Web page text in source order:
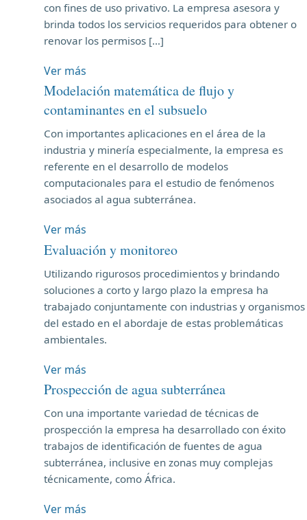
con fines de uso privativo. La empresa asesora y
brinda todos los servicios requeridos para obtener o
renovar los permisos […]
Ver más
Modelación matemática de flujo y
contaminantes en el subsuelo
Con importantes aplicaciones en el área de la
industria y minería especialmente, la empresa es
referente en el desarrollo de modelos
computacionales para el estudio de fenómenos
asociados al agua subterránea.
Ver más
Evaluación y monitoreo
Utilizando rigurosos procedimientos y brindando
soluciones a corto y largo plazo la empresa ha
trabajado conjuntamente con industrias y organismos
del estado en el abordaje de estas problemáticas
ambientales.
Ver más
Prospección de agua subterránea
Con una importante variedad de técnicas de
prospección la empresa ha desarrollado con éxito
trabajos de identificación de fuentes de agua
subterránea, inclusive en zonas muy complejas
técnicamente, como África.
Ver más